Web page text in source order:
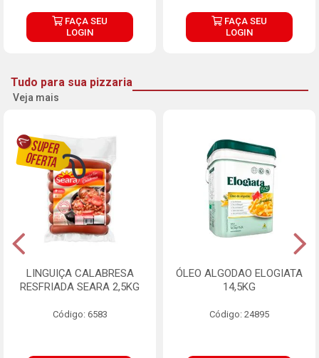
FAÇA SEU
LOGIN
FAÇA SEU
LOGIN
Tudo para sua pizzaria
Veja mais
LINGUIÇA CALABRESA
RESFRIADA SEARA 2,5KG
Código: 6583
ÓLEO ALGODAO ELOGIATA
14,5KG
Código: 24895